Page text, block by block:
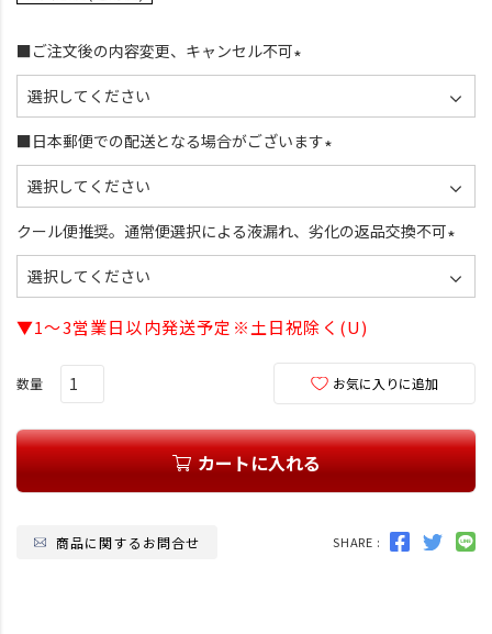
■ご注文後の内容変更、キャンセル不可
須
)
■日本郵便での配送となる場合がございます
須
)
クール便推奨。通常便選択による液漏れ、劣化の返品交換不可
▼1～3営業日以内発送予定※土日祝除く(U)
お気に入りに追加
カートに入れる
商品に関するお問合せ SHARE :